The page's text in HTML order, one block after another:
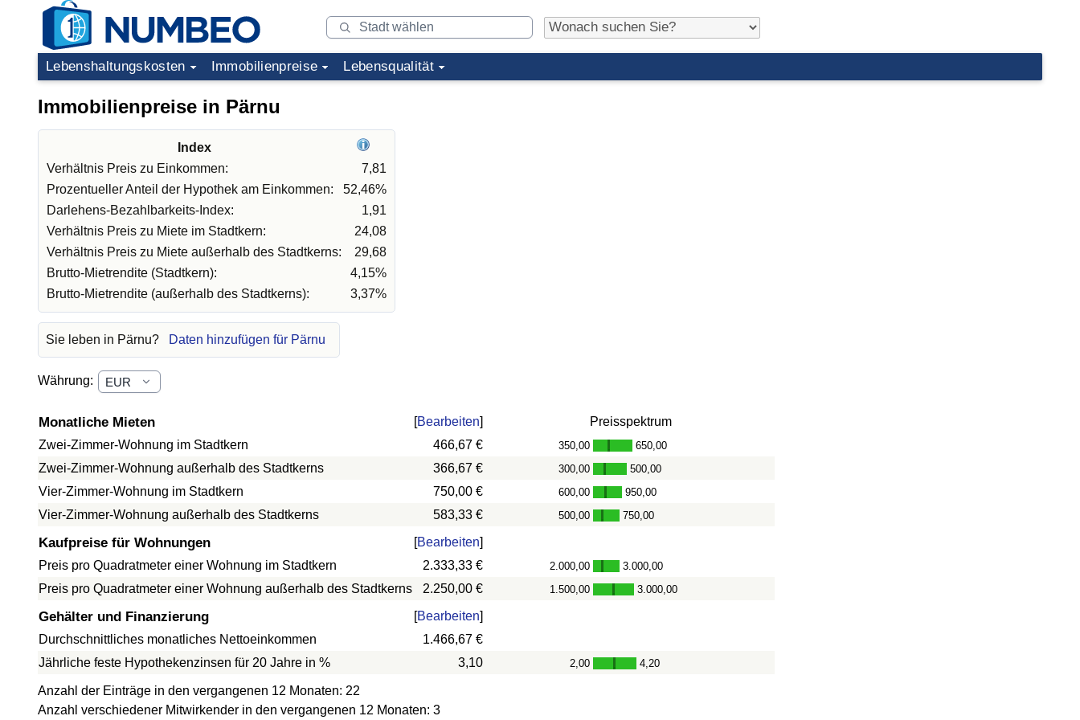
Lebenshaltungskosten Immobilienpreise Lebensqualität
Immobilienpreise in Pärnu
Index
Verhältnis Preis zu Einkommen:
7,81
Prozentueller Anteil der Hypothek am Einkommen:
52,46%
Darlehens-Bezahlbarkeits-Index:
1,91
Verhältnis Preis zu Miete im Stadtkern:
24,08
Verhältnis Preis zu Miete außerhalb des Stadtkerns:
29,68
Brutto-Mietrendite (Stadtkern):
4,15%
Brutto-Mietrendite (außerhalb des Stadtkerns):
3,37%
Sie leben in Pärnu? Daten hinzufügen für Pärnu
Währung:
Monatliche Mieten [Bearbeiten]
Preisspektrum
Zwei-Zimmer-Wohnung im Stadtkern
466,67 € 350,00 - 650,00
Zwei-Zimmer-Wohnung außerhalb des Stadtkerns 366,67 € 300,00 - 500,00
Vier-Zimmer-Wohnung im Stadtkern 750,00 € 600,00 - 950,00
Vier-Zimmer-Wohnung außerhalb des Stadtkerns 583,33 € 500,00 - 750,00
Kaufpreise für Wohnungen [Bearbeiten]
Preis pro Quadratmeter einer Wohnung im Stadtkern
2.333,33 € 2.000,00 - 3.000,00
Preis pro Quadratmeter einer Wohnung außerhalb des Stadtkerns 2.250,00 € 1.500,00 - 3.000,00
Gehälter und Finanzierung [Bearbeiten]
Durchschnittliches monatliches Nettoeinkommen
1.466,67 €
Jährliche feste Hypothekenzinsen für 20 Jahre in %
3,10 2,00 - 4,20
Anzahl der Einträge in den vergangenen 12 Monaten: 22
Anzahl verschiedener Mitwirkender in den vergangenen 12 Monaten: 3